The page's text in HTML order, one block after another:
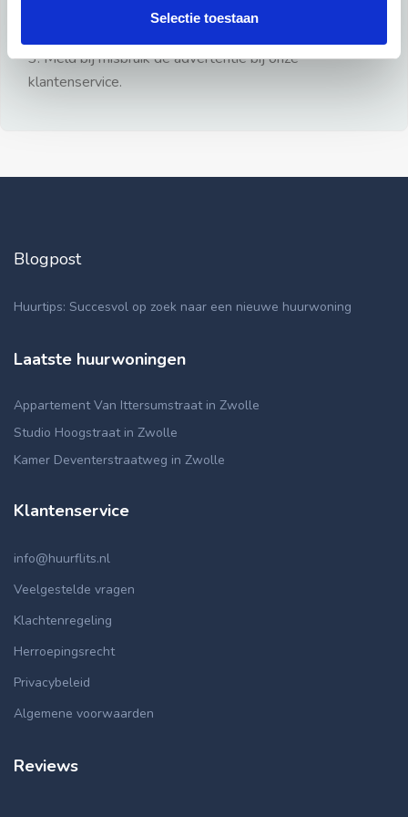
Selectie toestaan
3: Meld bij misbruik de advertentie bij onze
klantenservice.
Blogpost
Huurtips: Succesvol op zoek naar een nieuwe huurwoning
Laatste huurwoningen
Appartement Van Ittersumstraat in Zwolle
Studio Hoogstraat in Zwolle
Kamer Deventerstraatweg in Zwolle
Klantenservice
info@huurflits.nl
Veelgestelde vragen
Klachtenregeling
Herroepingsrecht
Privacybeleid
Algemene voorwaarden
Reviews